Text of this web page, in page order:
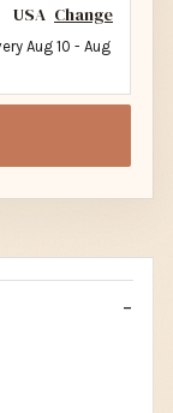
USA Change
Aug 10 - Aug